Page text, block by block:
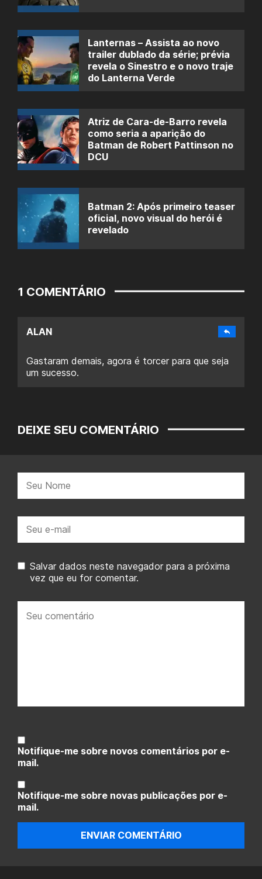
Lanternas – Assista ao novo
trailer dublado da série; prévia
revela o Sinestro e o novo traje
do Lanterna Verde
Atriz de Cara-de-Barro revela
como seria a aparição do
Batman de Robert Pattinson no
DCU
Batman 2: Após primeiro teaser
oficial, novo visual do herói é
revelado
1 COMENTÁRIO
ALAN
Gastaram demais, agora é torcer para que seja
um sucesso.
DEIXE SEU COMENTÁRIO
mail:
Salvar dados neste navegador para a próxima
vez que eu for comentar.
comentário:
Notifique-me sobre novos comentários por e-
mail.
Notifique-me sobre novas publicações por e-
mail.
ENVIAR COMENTÁRIO